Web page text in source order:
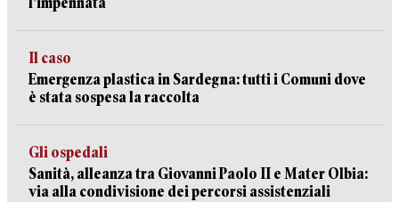
Il caso
Emergenza plastica in Sardegna: tutti i Comuni dove
è stata sospesa la raccolta
Gli ospedali
Sanità, alleanza tra Giovanni Paolo II e Mater Olbia:
via alla condivisione dei percorsi assistenziali